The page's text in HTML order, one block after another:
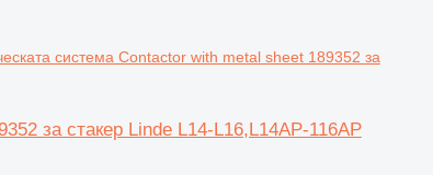
система Contactor with metal sheet 189352 за
за стакер Linde L14-L16,L14AP-116AP